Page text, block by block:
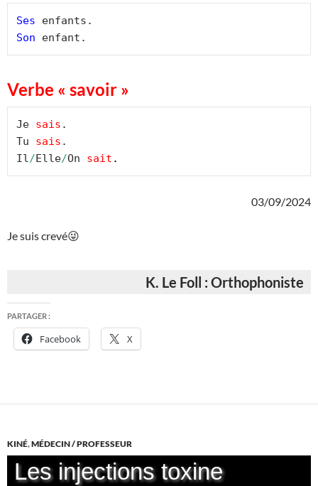
Ses enfants.
Son enfant.
Verbe « savoir »
Je sais .
Tu sais .
Il/ Elle/On sait .
03/09/2024
Je suis crevé😜
K. Le Foll : Orthophoniste
PARTAGER :
Facebook X
KINÉ,MÉDECIN / PROFESSEUR
Les injections toxine